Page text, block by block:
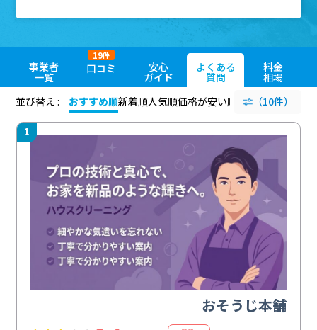
事業者
一覧
口コミ
19件
安心
ガイド
よくある
質問
料金
相場
並び替え :
おすすめ順新着順人気順価格が安い順 評価が高い順
（10件）
1
おそうじ本舗